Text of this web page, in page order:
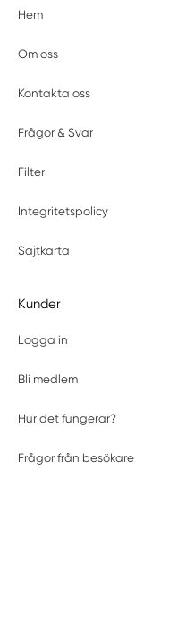
Hem
Om oss
Kontakta oss
Frågor & Svar
Filter
Integritetspolicy
Sajtkarta
Kunder
Logga in
Bli medlem
Hur det fungerar?
Frågor från besökare